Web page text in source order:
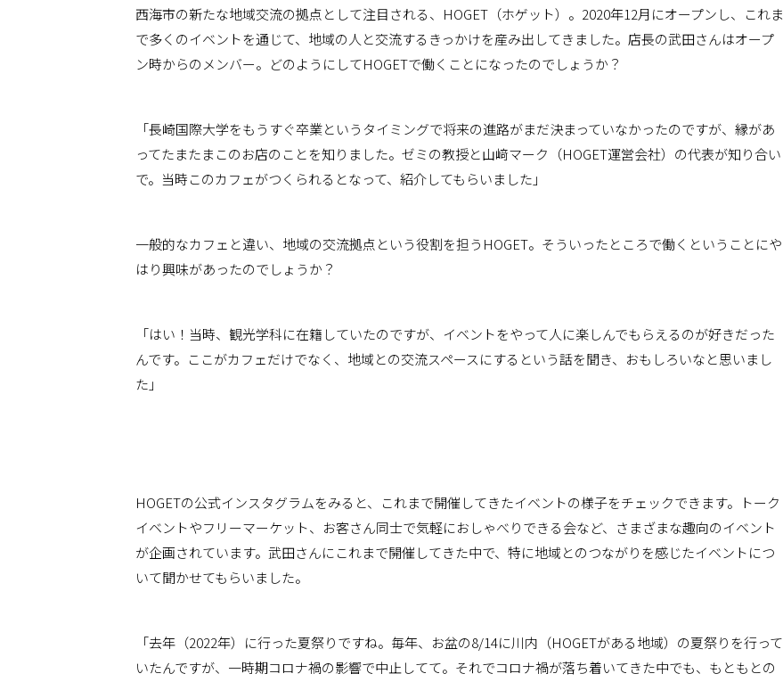
西海市の新たな地域交流の拠点として注目される、HOGET（ホゲット）。2020年12月にオープンし、これま
で多くのイベントを通じて、地域の人と交流するきっかけを産み出してきました。店長の武田さんはオープ
ン時からのメンバー。どのようにしてHOGETで働くことになったのでしょうか？
「長崎国際大学をもうすぐ卒業というタイミングで将来の進路がまだ決まっていなかったのですが、縁があ
ってたまたまこのお店のことを知りました。ゼミの教授と山﨑マーク（HOGET運営会社）の代表が知り合い
で。当時このカフェがつくられるとなって、紹介してもらいました」
一般的なカフェと違い、地域の交流拠点という役割を担うHOGET。そういったところで働くということにや
はり興味があったのでしょうか？
「はい！当時、観光学科に在籍していたのですが、イベントをやって人に楽しんでもらえるのが好きだった
んです。ここがカフェだけでなく、地域との交流スペースにするという話を聞き、おもしろいなと思いまし
た」
HOGETの公式インスタグラムをみると、これまで開催してきたイベントの様子をチェックできます。トーク
イベントやフリーマーケット、お客さん同士で気軽におしゃべりできる会など、さまざまな趣向のイベント
が企画されています。武田さんにこれまで開催してきた中で、特に地域とのつながりを感じたイベントにつ
いて聞かせてもらいました。
「去年（2022年）に行った夏祭りですね。毎年、お盆の8/14に川内（HOGETがある地域）の夏祭りを行って
いたんですが、一時期コロナ禍の影響で中止してて。それでコロナ禍が落ち着いてきた中でも、もともとの